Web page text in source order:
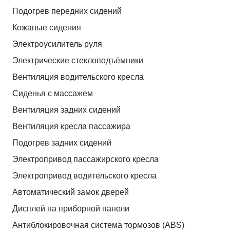
Подогрев передних сидений
Кожаные сидения
Электроусилитель руля
Электрические стеклоподъёмники
Вентиляция водительского кресла
Сиденья с массажем
Вентиляция задних сидений
Вентиляция кресла пассажира
Подогрев задних сидений
Электропривод пассажирского кресла
Электропривод водительского кресла
Автоматический замок дверей
Дисплей на приборной панели
Антиблокировочная система тормозов (ABS)